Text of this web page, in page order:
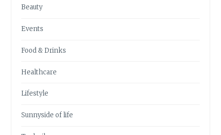
Beauty
Events
Food & Drinks
Healthcare
Lifestyle
Sunnyside of life